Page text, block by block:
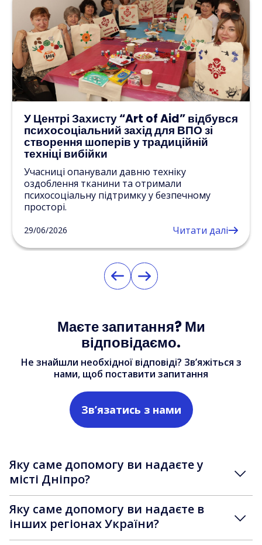
Центрі Захисту “Art of Aid” відбувся
захід для ВПО зі
шоперів у традиційній
вибійки
опанували давню техніку
тканини та отримали
підтримку у безпечному
06/2026 Читати далі
Маєте запитання? Ми
відповідаємо.
Не знайшли необхідної відповіді? Зв’яжіться з
нами, щоб поставити запитання
Зв’язатись з нами
Яку саме допомогу ви надаєте у
місті Дніпро?
Яку саме допомогу ви надаєте в
інших регіонах України?